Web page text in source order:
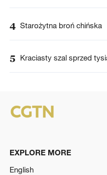
4 Starożytna broń chińska
5 Kraciasty szal sprzed
EXPLORE MORE
English